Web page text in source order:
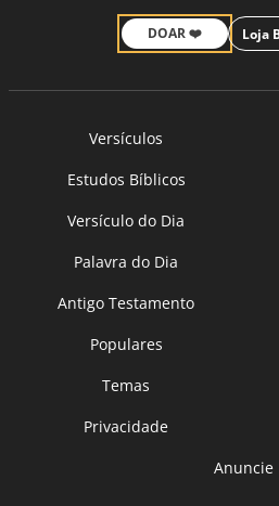
DOAR ❤️ Loja
Versículos
Estudos Bíblicos
Versículo do Dia
Palavra do Dia
Antigo Testamento
Populares
Temas
Privacidade
Anuncie